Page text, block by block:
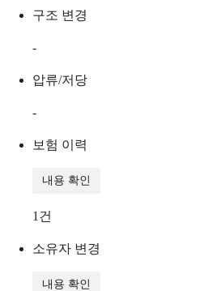
구조 변경
-
압류/저당
-
보험 이력
내용 확인
1 건
소유자 변경
내용 확인